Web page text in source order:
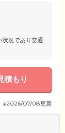
状況であり交通
積もり
※2026/07/08更新